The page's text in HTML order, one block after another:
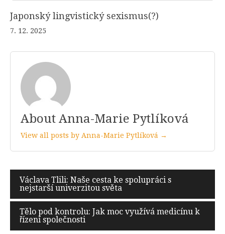
Japonský lingvistický sexismus(?)
7. 12. 2025
About Anna-Marie Pytlíková
View all posts by Anna-Marie Pytlíková →
Navigace
pro
příspěvek
Václava Tlili: Naše cesta ke spolupráci s
nejstarší univerzitou světa
Tělo pod kontrolu: Jak moc využívá medicínu k
řízení společnosti